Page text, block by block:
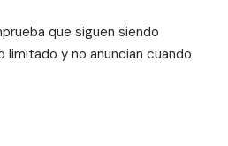
que siguen siendo
y no anuncian cuando